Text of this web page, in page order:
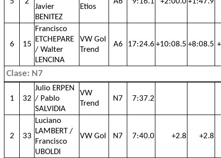
Javier
BENITEZ
Etios
6 15
Francisco
ETCHEPARE
/ Walter
LENCINA
VW Gol
Trend
A6 17:24.6 +10:08.5 +8:08.5
Clase: N7
1 32
Julio ERPEN
/ Pablo
SALVIDIA
VW
Trend
N7 7:37.2
2 33
Luciano
LAMBERT /
Francisco
UBOLDI
VW Gol N7 7:40.0 +2.8 +2.8